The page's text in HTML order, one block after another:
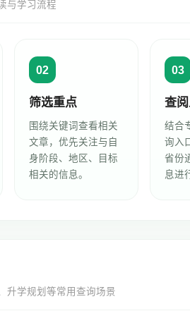
与学习流程
02
筛选重点
围绕关键词查看相关
文章，优先关注与自
身阶段、地区、目标
相关的信息。
03
查
结合
询入
省份
息进
升学规划等常用查询场景